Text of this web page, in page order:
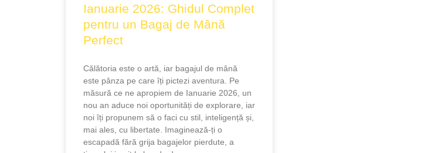
Ianuarie 2026: Ghidul Complet
pentru un Bagaj de Mână
Perfect
Călătoria este o artă, iar bagajul de mână
este pânza pe care îți pictezi aventura. Pe
măsură ce ne apropiem de Ianuarie 2026, un
nou an aduce noi oportunități de explorare, iar
noi îți propunem să o faci cu stil, inteligență și,
mai ales, cu libertate. Imaginează-ți o
escapadă fără grija bagajelor pierdute, a